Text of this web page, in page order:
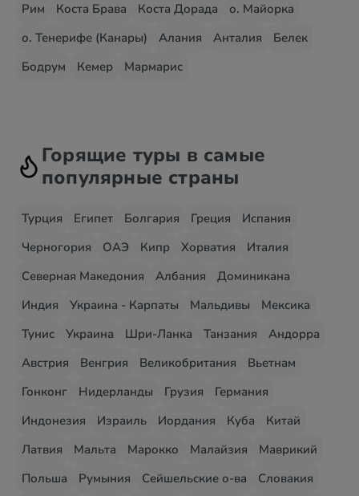
Рим
Коста Брава Коста Дорада
о. Майорка
о. Тенерифе (Канары)
Алания Анталия
Белек
Бодрум
Кемер Мармарис
Горящие туры в самые
популярные страны
Турция Египет Болгария Греция
Испания
Черногория
ОАЭ Кипр Хорватия
Италия
Северная Македония
Албания
Доминикана
Индия
Украина - Карпаты Мальдивы
Мексика
Тунис
Украина Шри-Ланка Танзания
Андорра
Австрия
Венгрия Великобритания
Вьетнам
Гонконг
Нидерланды Грузия
Германия
Индонезия
Израиль Иордания Куба
Китай
Латвия
Мальта Марокко Малайзия
Маврикий
Польша
Румыния Сейшельские о-ва
Словакия